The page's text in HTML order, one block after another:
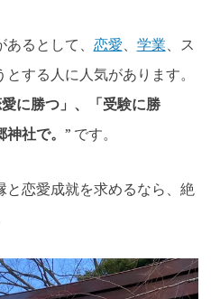
るとして、 恋愛、 学業、ス
する人に人気があります。
愛に勝つ」、「受験に勝
社で。 ” です。
恋愛成就を求めるなら、絶